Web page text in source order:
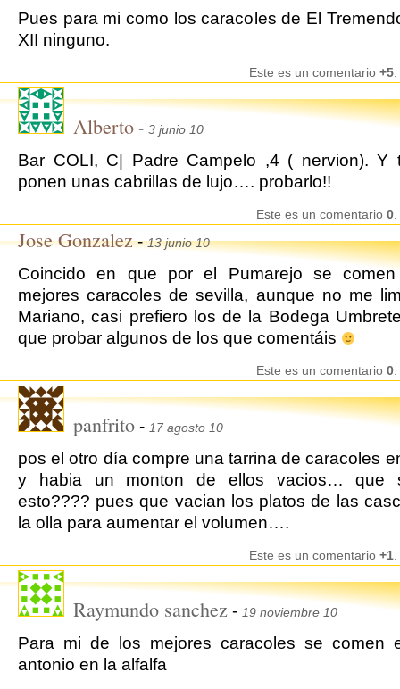
Pues para mi como los caracoles de El
XII ninguno.
Este es un comentario +5
Alberto - 3 junio 10
Bar COLI, C| Padre Campelo ,4 ( nervion). Y
ponen unas cabrillas de lujo…. probarlo!!
Este es un comentario 0
Jose Gonzalez-13 junio 10
Coincido en que por el Pumarejo se
mejores caracoles de sevilla, aunque no me
Mariano, casi prefiero los de la Bodega
que probar algunos de los que comentáis
Este es un comentario 0
panfrito - 17 agosto 10
pos el otro día compre una tarrina de caracoles
y habia un monton de ellos vacios… que
esto???? pues que vacian los platos de las
la olla para aumentar el volumen….
Este es un comentario +1
Raymundo sanchez - 19 noviembre 10
Para mi de los mejores caracoles se comen
antonio en la alfalfa